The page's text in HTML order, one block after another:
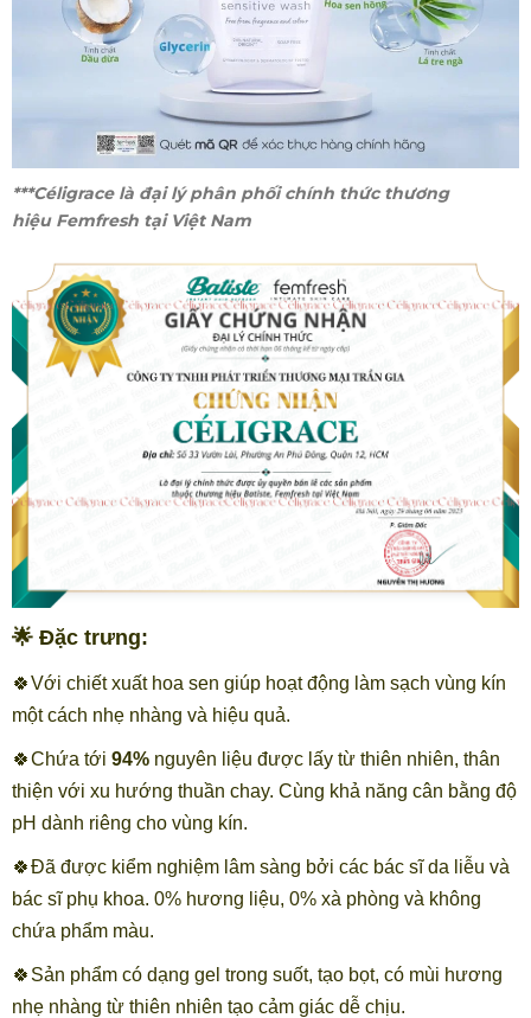
***Céligrace là đại lý phân phối chính thức thương
hiệu Femfresh tại Việt Nam
🌟 Đặc trưng:
🍀Với chiết xuất hoa sen giúp hoạt động làm sạch vùng kín
một cách nhẹ nhàng và hiệu quả.
🍀Chứa tới 94% nguyên liệu được lấy từ thiên nhiên, thân
thiện với xu hướng thuần chay. Cùng khả năng cân bằng độ
pH dành riêng cho vùng kín.
🍀Đã được kiểm nghiệm lâm sàng bởi các bác sĩ da liễu và
bác sĩ phụ khoa. 0% hương liệu, 0% xà phòng và không
chứa phẩm màu.
🍀Sản phẩm có dạng gel trong suốt, tạo bọt, có mùi hương
nhẹ nhàng từ thiên nhiên tạo cảm giác dễ chịu.